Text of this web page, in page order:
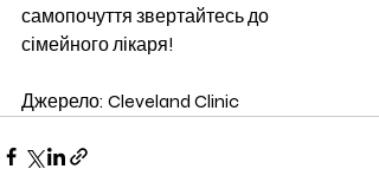
самопочуття звертайтесь до
сімейного лікаря!
Джерело: Cleveland Clinic